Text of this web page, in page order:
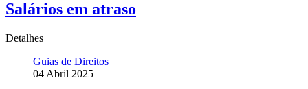
Salários em atraso
Detalhes
Guias de Direitos
04 Abril 2025